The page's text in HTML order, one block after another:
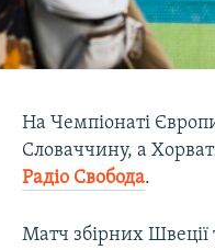
На Чемпіонаті
Словаччину, а
Радіо Свобода.
Матч збірних Швеції